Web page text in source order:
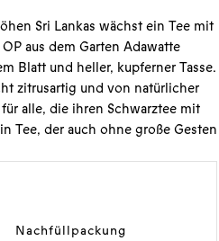
Sri Lankas wächst ein Tee mit
aus dem Garten Adawatte
Blatt und heller, kupferner Tasse.
zitrusartig und von natürlicher
alle, die ihren Schwarztee mit
Tee, der auch ohne große Gesten
Nachfüllpackung